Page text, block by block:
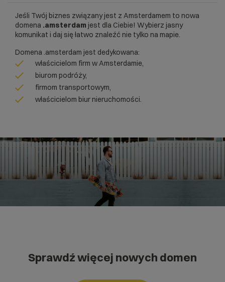
Jeśli Twój biznes związany jest z Amsterdamem to nowa
domena .amsterdam jest dla Ciebie! Wybierz jasny
komunikat i daj się łatwo znaleźć nie tylko na mapie.
Domena .amsterdam jest dedykowana:
właścicielom firm w Amsterdamie,
biurom podróży,
firmom transportowym,
właścicielom biur nieruchomości.
Sprawdź więcej nowych domen